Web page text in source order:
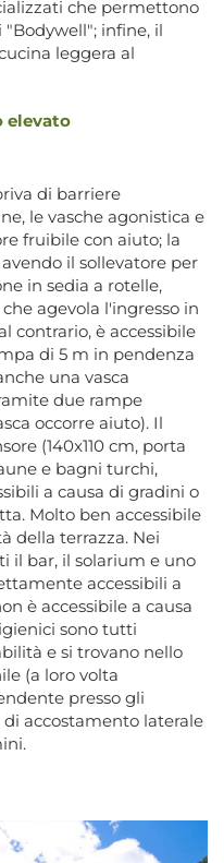
che permettono
infine, il
leggera al
elevato
di barriere
le vasche agonistica e
fruibile con aiuto; la
il sollevatore per
in sedia a rotelle,
agevola l'ingresso in
contrario, è accessibile
di 5 m in pendenza
una vasca
due rampe
occorre aiuto). Il
(140x110 cm, porta
e bagni turchi,
a causa di gradini o
Molto ben accessibile
della terrazza. Nei
il bar, il solarium e uno
accessibili a
è accessibile a causa
sono tutti
e si trovano nello
(a loro volta
presso gli
accostamento laterale